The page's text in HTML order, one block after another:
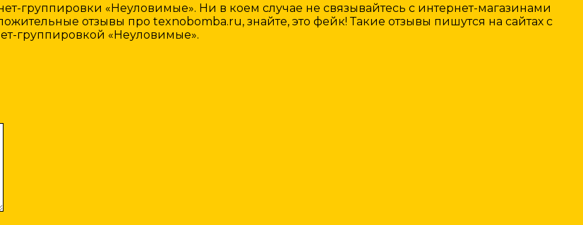
группировки «Неуловимые». Ни в коем случае не связывайтесь с интернет-магазинами
отзывы про texnobomba.ru, знайте, это фейк! Такие отзывы пишутся на сайтах с
группировкой «Неуловимые».